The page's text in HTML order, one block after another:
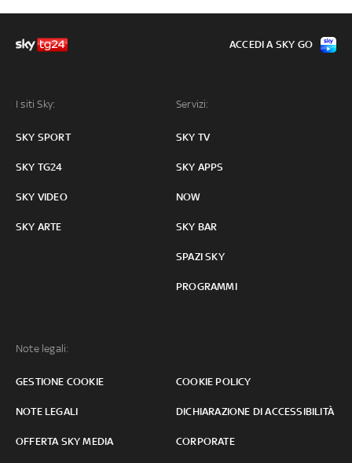
I siti Sky:
SKY SPORT
SKY TG24
SKY VIDEO
SKY ARTE
Servizi:
SKY TV
SKY APPS
NOW
SKY BAR
SPAZI SKY
PROGRAMMI
Note legali:
GESTIONE COOKIE COOKIE POLICY
NOTE LEGALI DICHIARAZIONE DI ACCESSIBILITÀ
OFFERTA SKY MEDIA CORPORATE
ACCEDI A SKY GO